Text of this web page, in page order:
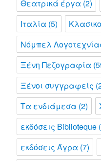
Θεατρικά έργα (2)
Ιταλία (5)
Νόμπελ
Ξένη Πεζογραφία
Ξένοι συγγραφείς
Τα ενδιάμεσα (2)
εκδόσεις Biblioteque
εκδόσεις Άγρα (7)